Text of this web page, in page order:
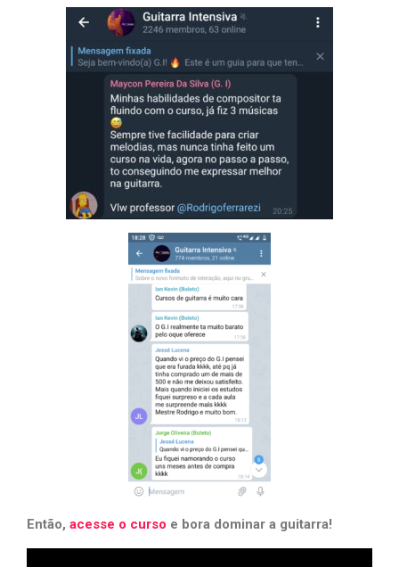
Então, acesse o curso e bora dominar a guitarra!